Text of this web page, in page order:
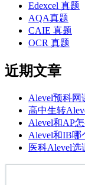
Edexcel 真题
AQA真题
CAIE 真题
OCR 真题
近期文章
Alevel预科网
高中生转
Alevel和AP
Alevel和IB哪
医科Alevel选